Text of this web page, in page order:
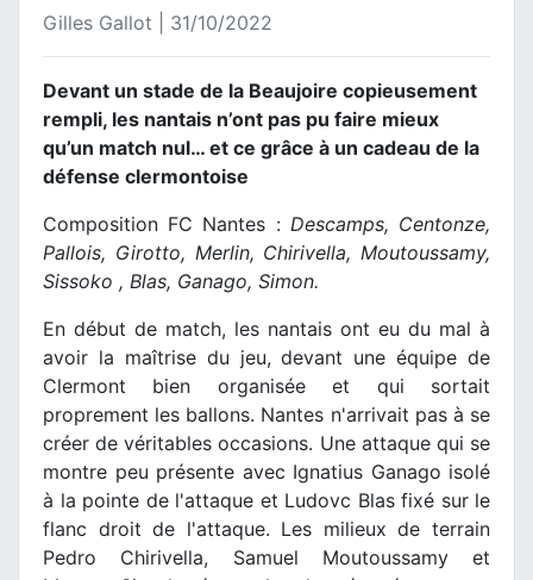
Gilles Gallot | 31/10/2022
Devant un stade de la Beaujoire copieusement
rempli, les nantais n’ont pas pu faire mieux
qu’un match nul… et ce grâce à un cadeau de la
défense clermontoise
Composition FC Nantes : Descamps, Centonze,
Pallois, Girotto, Merlin, Chirivella, Moutoussamy,
Sissoko , Blas, Ganago, Simon.
En début de match, les nantais ont eu du mal à
avoir la maîtrise du jeu, devant une équipe de
Clermont bien organisée et qui sortait
proprement les ballons. Nantes n'arrivait pas à se
créer de véritables occasions. Une attaque qui se
montre peu présente avec Ignatius Ganago isolé
à la pointe de l'attaque et Ludovc Blas fixé sur le
flanc droit de l'attaque. Les milieux de terrain
Pedro Chirivella, Samuel Moutoussamy et